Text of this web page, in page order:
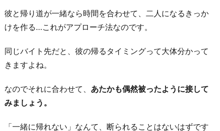
彼と帰り道が一緒なら時間を合わせて、二人になるきっか
けを作る…これがアプローチ法なのです。
同じバイト先だと、彼の帰るタイミングって大体分かって
きますよね。
なのでそれに合わせて、 あたかも偶然被ったように接して
みましょう。
「一緒に帰れない」なんて、断られることはないはずです